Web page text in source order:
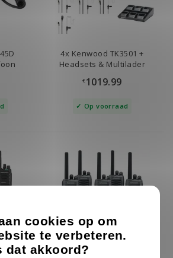
4x Kenwood TK3501 +
Headsets & Multilader
€1019.99
Op voorraad
cookies op om
te verbeteren.
dat akkoord?